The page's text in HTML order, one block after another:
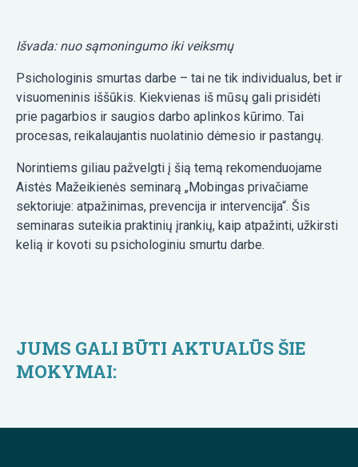
Išvada: nuo sąmoningumo iki veiksmų
Psichologinis smurtas darbe – tai ne tik individualus, bet ir
visuomeninis iššūkis. Kiekvienas iš mūsų gali prisidėti
prie pagarbios ir saugios darbo aplinkos kūrimo. Tai
procesas, reikalaujantis nuolatinio dėmesio ir pastangų.
Norintiems giliau pažvelgti į šią temą rekomenduojame
Aistės Mažeikienės seminarą „Mobingas privačiame
sektoriuje: atpažinimas, prevencija ir intervencija“. Šis
seminaras suteikia praktinių įrankių, kaip atpažinti, užkirsti
kelią ir kovoti su psichologiniu smurtu darbe.
JUMS GALI BŪTI AKTUALŪS ŠIE
MOKYMAI: